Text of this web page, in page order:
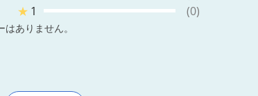
★ 1 (0)
はありません。